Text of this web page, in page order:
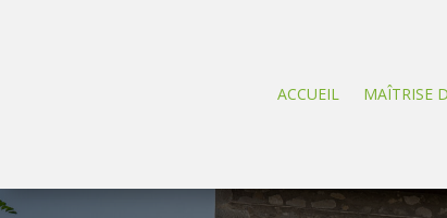
ACCUEIL MAÎTRISE